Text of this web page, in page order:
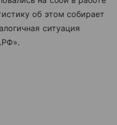
об этом собирает
ситуация